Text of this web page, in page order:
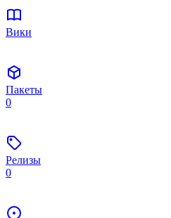
Вики
Пакеты
0
Релизы
0